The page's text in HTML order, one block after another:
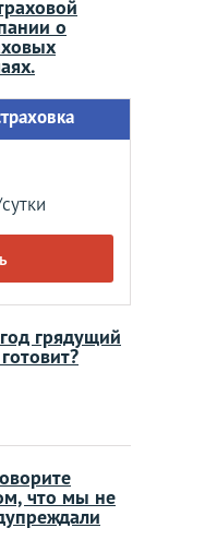
о
грядущий
что мы не